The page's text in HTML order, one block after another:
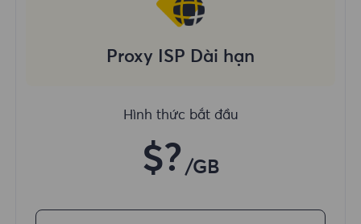
Proxy ISP Dài hạn
Hình thức bắt đầu
$? /GB